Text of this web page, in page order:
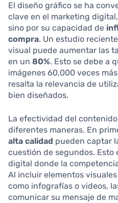
El diseño gráfico se ha
clave en el marketing
sino por su capacidad de
compra. Un estudio
visual puede aumentar las
en un 80%. Esto se debe a
imágenes 60,000 veces
resalta la relevancia de
bien diseñados.
La efectividad del
diferentes maneras. En
alta calidad pueden captar
cuestión de segundos.
digital donde la
Al incluir elementos
como infografías o videos,
comunicar su mensaje de